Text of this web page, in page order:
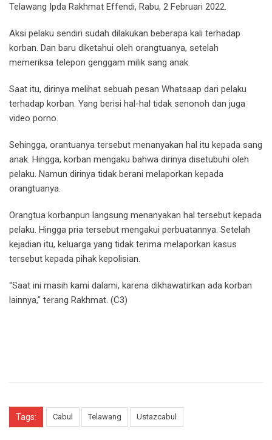
Telawang Ipda Rakhmat Effendi, Rabu, 2 Februari 2022.
Aksi pelaku sendiri sudah dilakukan beberapa kali terhadap
korban. Dan baru diketahui oleh orangtuanya, setelah
memeriksa telepon genggam milik sang anak.
Saat itu, dirinya melihat sebuah pesan Whatsaap dari pelaku
terhadap korban. Yang berisi hal-hal tidak senonoh dan juga
video porno.
Sehingga, orantuanya tersebut menanyakan hal itu kepada sang
anak. Hingga, korban mengaku bahwa dirinya disetubuhi oleh
pelaku. Namun dirinya tidak berani melaporkan kepada
orangtuanya.
Orangtua korbanpun langsung menanyakan hal tersebut kepada
pelaku. Hingga pria tersebut mengakui perbuatannya. Setelah
kejadian itu, keluarga yang tidak terima melaporkan kasus
tersebut kepada pihak kepolisian.
“Saat ini masih kami dalami, karena dikhawatirkan ada korban
lainnya,” terang Rakhmat. (C3)
Tags: Cabul Telawang Ustazcabul